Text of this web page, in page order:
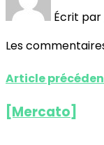
Écrit par
Les
Article
[Mercato]